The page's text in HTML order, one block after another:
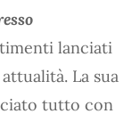
lanciati
La sua
tutto con